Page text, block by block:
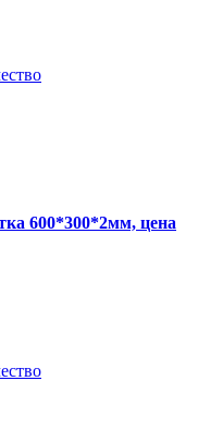
600*300*2мм, цена